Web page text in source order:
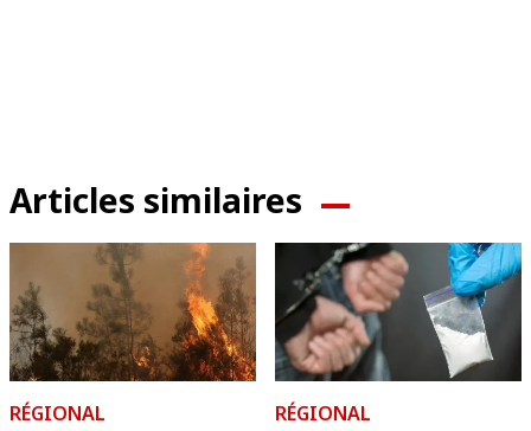
Articles similaires
RÉGIONAL RÉGIONAL